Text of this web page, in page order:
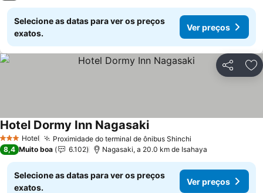
Selecione as datas para ver os preços
exatos.
Ver preços
Partilhar
3 EstrelasHotel Proximidade do terminal de ônibus Shinchi
Hotel Dormy Inn NagasakiVer preços
8,4 Muito boa 6.102 Nagasaki, a 20.0 km de Isahaya
Selecione as datas para ver os preços
exatos.
Ver preços